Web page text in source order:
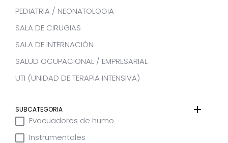
PEDIATRIA / NEONATOLOGIA
SALA DE CIRUGIAS
SALA DE INTERNACIÓN
SALUD OCUPACIONAL / EMPRESARIAL
UTI (UNIDAD DE TERAPIA INTENSIVA)
SUBCATEGORIA
Evacuadores de humo
Instrumentales